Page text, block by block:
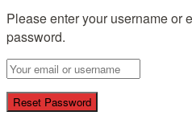
Please enter your username or
password.